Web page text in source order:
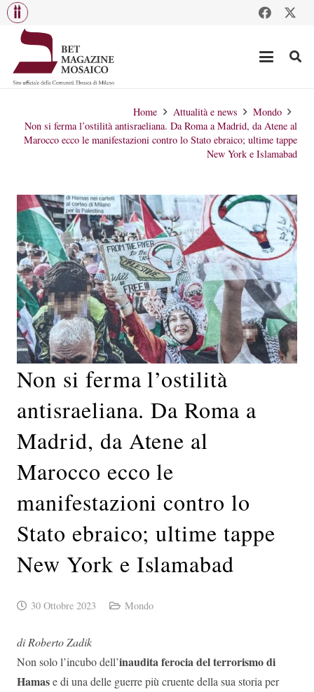
Home Attualità e news
Mondo
Non si ferma l’ostilità antisraeliana. Da Roma a Madrid, da Atene al
Marocco ecco le manifestazioni contro lo Stato ebraico; ultime tappe
New York e Islamabad
Non si ferma l’ostilità
antisraeliana. Da Roma a
Madrid, da Atene al
Marocco ecco le
manifestazioni contro lo
Stato ebraico; ultime tappe
New York e Islamabad
30 Ottobre 2023 Mondo
di Roberto Zadik
Non solo l’incubo dell’inaudita ferocia del terrorismo di
Hamase di una delle guerre più cruente della sua storia per